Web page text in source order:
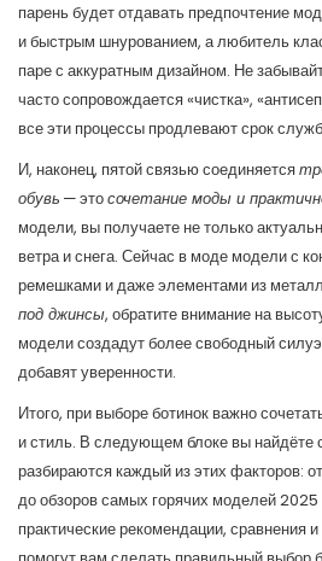
парень будет отдавать предпочтение
и быстрым шнурованием, а любитель
паре с аккуратным дизайном. Не
часто сопровождается «чистка»,
все эти процессы продлевают срок
И, наконец, пятой связью соединяется
обувь — этосочетание моды и
модели, вы получаете не только
ветра и снега. Сейчас в моде модели с
ремешками и даже элементами из
под джинсы, обратите внимание на
модели создадут более свободный
добавят уверенности.
Итого, при выборе ботинок важно
и стиль. В следующем блоке вы найдёте
разбираются каждый из этих факторов:
до обзоров самых горячих моделей 2025
практические рекомендации, сравнения